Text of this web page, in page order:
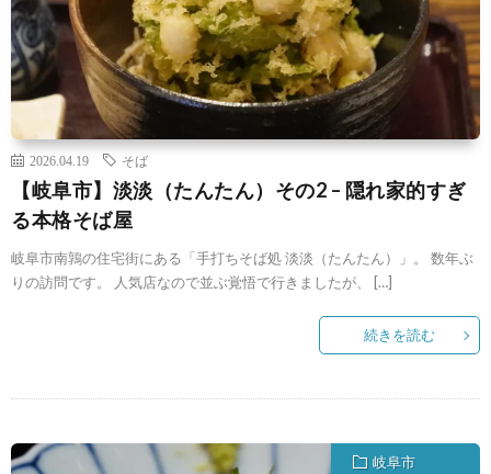
2026.04.19 そば
【岐阜市】淡淡（たんたん）その2 – 隠れ家的すぎ
る本格そば屋
岐阜市南鶉の住宅街にある「手打ちそば処 淡淡（たんたん）」。 数年ぶ
りの訪問です。 人気店なので並ぶ覚悟で行きましたが、 […]
続きを読む
岐阜市